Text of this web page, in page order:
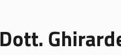
Dott.